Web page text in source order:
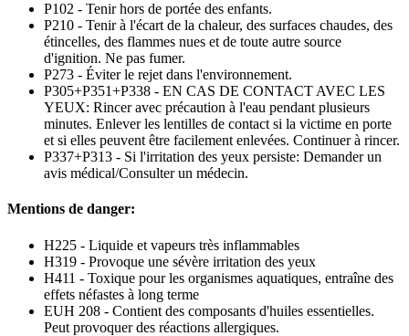
P102 - Tenir hors de portée des enfants.
P210 - Tenir à l'écart de la chaleur, des surfaces chaudes, des
étincelles, des flammes nues et de toute autre source
d'ignition. Ne pas fumer.
P273 - Éviter le rejet dans l'environnement.
P305+P351+P338 - EN CAS DE CONTACT AVEC LES
YEUX: Rincer avec précaution à l'eau pendant plusieurs
minutes. Enlever les lentilles de contact si la victime en porte
et si elles peuvent être facilement enlevées. Continuer à rincer.
P337+P313 - Si l'irritation des yeux persiste: Demander un
avis médical/Consulter un médecin.
Mentions de danger:
H225 - Liquide et vapeurs très inflammables
H319 - Provoque une sévère irritation des yeux
H411 - Toxique pour les organismes aquatiques, entraîne des
effets néfastes à long terme
EUH 208 - Contient des composants d'huiles essentielles.
Peut provoquer des réactions allergiques.